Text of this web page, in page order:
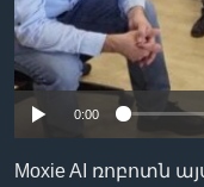
Լեզուներ
0:00
Moxie AI ռոբոտն